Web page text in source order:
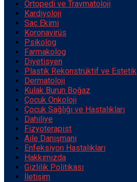
Ortopedi ve Travmatoloji
Kardiyoloji
Saç Ekimi
Koronavirüs
Psikolog
Farmakolog
Diyetisyen
Plastik Rekonstrüktif ve Estetik
Dermatoloji
Kulak Burun Boğaz
Çocuk Onkoloji
Çocuk Sağlığı ve Hastalıkları
Dahiliye
Fizyoterapist
Aile Danışmanı
Enfeksiyon Hastalıkları
Hakkımızda
Gizlilik Politikası
İletişim